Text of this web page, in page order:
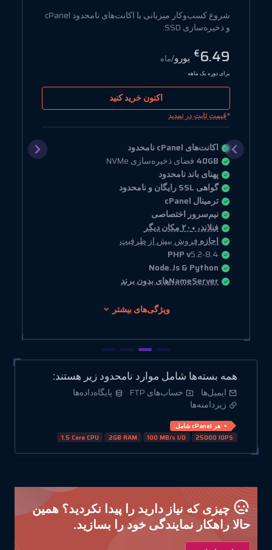
شروع کسب‌وکار میزبانی با اکانت‌های نامحدود cPanel
و ذخیره‌سازی SSD.
€6.49 یورو/ماه
برای دوره یک ماهه
اکنون خرید کنید
*قیمت ثابت در تمدید
اکانت‌های cPanel نامحدود
40GB فضای ذخیره‌سازی NVMe
پهنای باند نامحدود
گواهی SSL رایگان و نامحدود
ترمینال cPanel
نیم‌سرور اختصاصی
فنلاند، +۲۰ مکان دیگر
اجازهفروش بیش از ظرفیت
PHP v5.2-8.4
Node.Js & Python
NameServerهای بدون برند
ویژگی‌های بیشتر
همه بسته‌ها شامل موارد نامحدود زیر هستند:
ایمیل‌ها حساب‌های FTP
پایگاه‌داده‌ها
زیردامنه‌ها
هر cPanel شامل:
1.5 Core CPU
2GB RAM 100 MB/s I/O 25000 IOPS
چیزی که نیاز دارید را پیدا نکردید؟ همین
حالا راهکار نمایندگی خود را بسازید.